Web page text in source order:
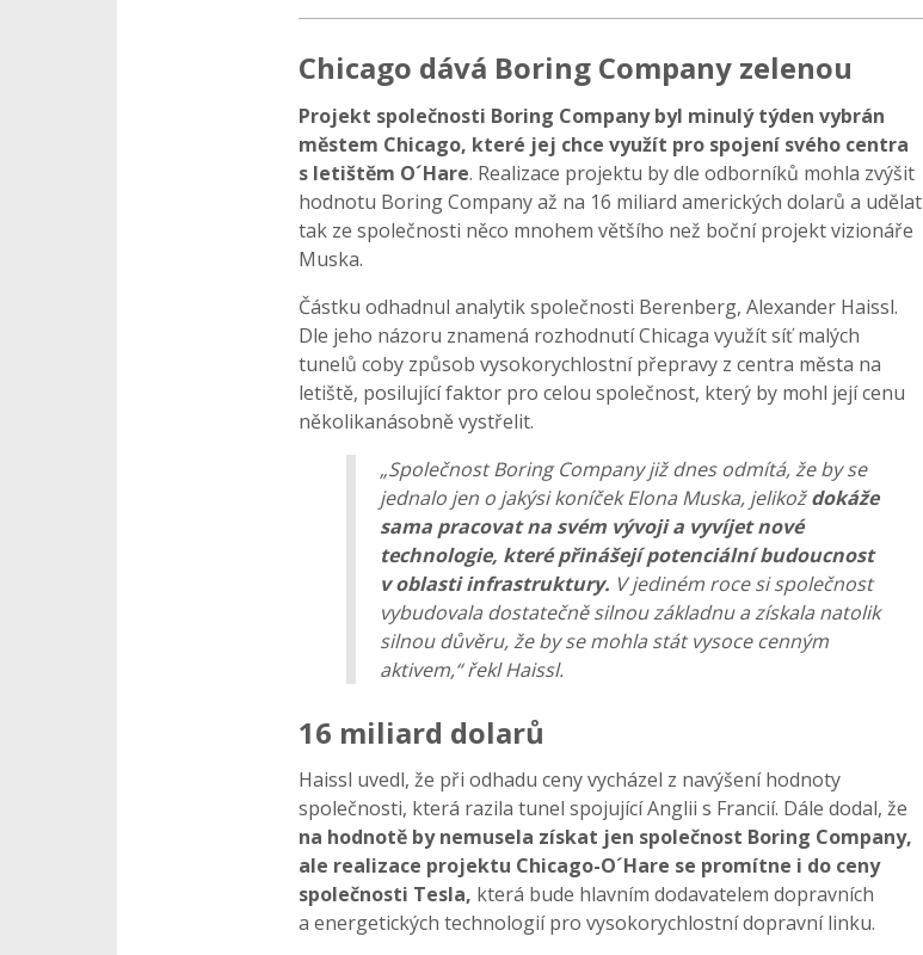
Chicago dává Boring Company zelenou
Projekt společnosti Boring Company byl minulý týden vybrán
městem Chicago, které jej chce využít pro spojení svého centra
s letištěm O´Hare. Realizace projektu by dle odborníků mohla zvýšit
hodnotu Boring Company až na 16 miliard amerických dolarů a udělat
tak ze společnosti něco mnohem většího než boční projekt vizionáře
Muska.
Částku odhadnul analytik společnosti Berenberg, Alexander Haissl.
Dle jeho názoru znamená rozhodnutí Chicaga využít síť malých
tunelů coby způsob vysokorychlostní přepravy z centra města na
letiště, posilující faktor pro celou společnost, který by mohl její cenu
několikanásobně vystřelit.
„Společnost Boring Company již dnes odmítá, že by se
jednalo jen o jakýsi koníček Elona Muska, jelikoždokáže
sama pracovat na svém vývoji a vyvíjet nové
technologie, které přinášejí potenciální budoucnost
v oblasti infrastruktury. V jediném roce si společnost
vybudovala dostatečně silnou základnu a získala natolik
silnou důvěru, že by se mohla stát vysoce cenným
aktivem,“ řekl Haissl.
16 miliard dolarů
Haissl uvedl, že při odhadu ceny vycházel z navýšení hodnoty
společnosti, která razila tunel spojující Anglii s Francií. Dále dodal, že
na hodnotě by nemusela získat jen společnost Boring Company,
ale realizace projektu Chicago-O´Hare se promítne i do ceny
společnosti Tesla, která bude hlavním dodavatelem dopravních
a energetických technologií pro vysokorychlostní dopravní linku.